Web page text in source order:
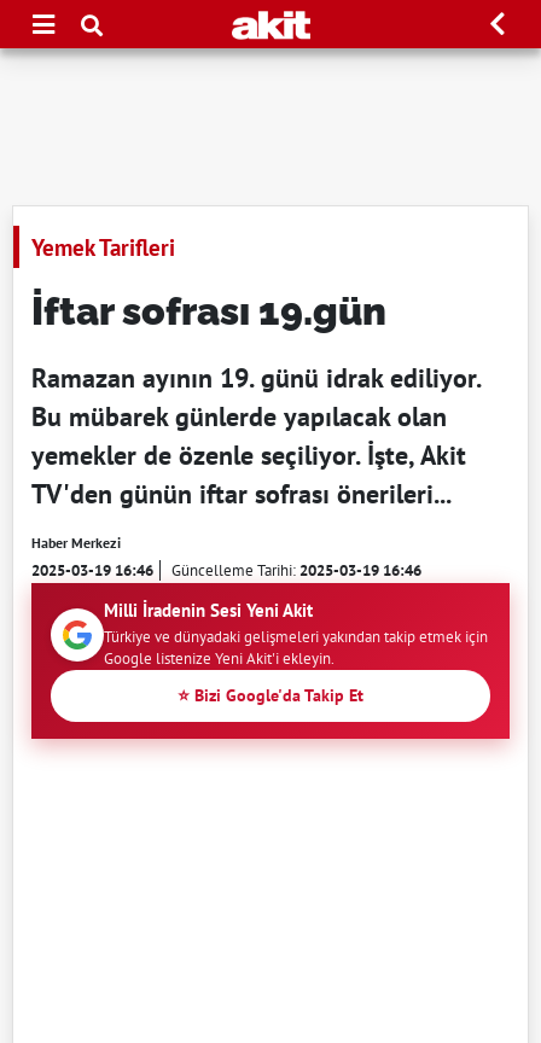
Yemek Tarifleri
İftar sofrası 19.gün
Ramazan ayının 19. günü idrak ediliyor.
Bu mübarek günlerde yapılacak olan
yemekler de özenle seçiliyor. İşte, Akit
TV'den günün iftar sofrası önerileri...
Haber Merkezi
2025-03-19 16:46 Güncelleme Tarihi:2025-03-19 16:46
Milli İradenin Sesi Yeni Akit
Türkiye ve dünyadaki gelişmeleri yakından takip etmek için
Google listenize Yeni Akit'i ekleyin.
⭐ Bizi Google'da Takip Et